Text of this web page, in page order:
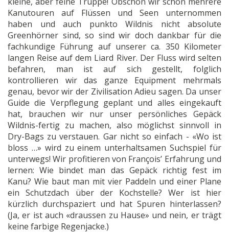
Kanutouren auf Flüssen und Seen unternommen
haben und auch punkto Wildnis nicht absolute
Greenhörner sind, so sind wir doch dankbar für die
fachkundige Führung auf unserer ca. 350 Kilometer
langen Reise auf dem Liard River. Der Fluss wird selten
befahren, man ist auf sich gestellt, folglich
kontrollieren wir das ganze Equipment mehrmals
genau, bevor wir der Zivilisation Adieu sagen. Da unser
Guide die Verpflegung geplant und alles eingekauft
hat, brauchen wir nur unser persönliches Gepäck
Wildnis-fertig zu machen, also möglichst sinnvoll in
Dry-Bags zu verstauen. Gar nicht so einfach - «Wo ist
bloss …» wird zu einem unterhaltsamen Suchspiel für
unterwegs! Wir profitieren von François’ Erfahrung und
lernen: Wie bindet man das Gepäck richtig fest im
Kanu? Wie baut man mit vier Paddeln und einer Plane
ein Schutzdach über der Kochstelle? Wer ist hier
kürzlich durchspaziert und hat Spuren hinterlassen?
(Ja, er ist auch «draussen zu Hause» und nein, er trägt
keine farbige Regenjacke.)